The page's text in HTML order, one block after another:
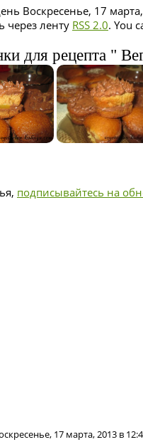
Воскресенье, 17
через ленту RSS 2.0. You
для рецепта "
подписывайтесь на
17 марта, 2013 в